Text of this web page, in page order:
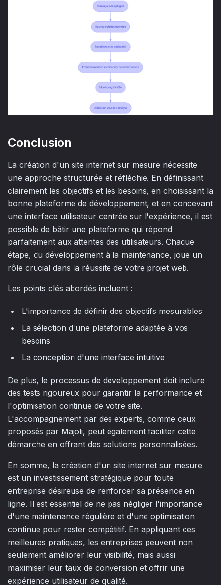
Conclusion
La création d'un site internet sur mesure nécessite
une approche structurée et réfléchie. En définissant
clairement les objectifs et les besoins, en choisissant la
bonne plateforme de développement, et en concevant
une interface utilisateur centrée sur l'expérience, il est
possible de bâtir une plateforme qui répond
parfaitement aux attentes des utilisateurs. Chaque
étape, du développement à la maintenance, joue un
rôle crucial dans la réussite de votre projet web.
Les points clés abordés incluent :
L'importance de définir des objectifs mesurables
La sélection d'une plateforme adaptée à vos
besoins
La conception d'une interface intuitive
De plus, le processus de développement doit inclure
des tests rigoureux pour garantir la performance et
l'optimisation continue de votre site.
L'accompagnement par des experts, comme ceux
proposés par Majoli, peut également faciliter cette
démarche en offrant des solutions personnalisées.
En somme, la création d'un site internet sur mesure
est un investissement stratégique pour toute
entreprise désireuse de renforcer sa présence en
ligne. Il est essentiel de ne pas négliger l'importance
d'une maintenance régulière et d'une optimisation
continue pour rester compétitif. En appliquant ces
meilleures pratiques, les entreprises peuvent non
seulement améliorer leur visibilité, mais aussi
maximiser leur taux de conversion et offrir une
expérience utilisateur de qualité.